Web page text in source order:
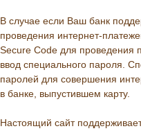
В случае если Ваш банк
проведения интернет-
Secure Code для проведения
ввод специального пароля.
паролей для совершения
в банке, выпустившем карту.
Настоящий сайт